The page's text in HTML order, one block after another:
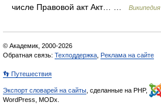
числе Правовой акт Акт… …
Википедия
© Академик, 2000-2026
Обратная связь: Техподдержка Реклама на сайте
👣 Путешествия
Экспорт словарей на сайты , сделанные на PHP,
WordPress, MODx.